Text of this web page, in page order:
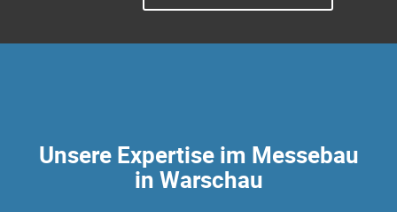
Unsere Expertise im Messebau
in Warschau